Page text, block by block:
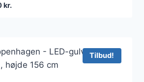
kr..
kr.Den
12.850 kr..
Tilbud!